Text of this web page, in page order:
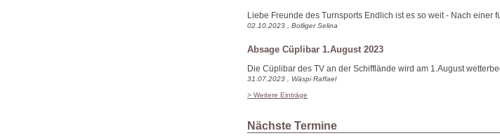
Liebe Freunde des Turnsports Endlich ist es so weit - Nach einer
02.10.2023 , Bolliger Selina
Absage Cüplibar 1.August 2023
Die Cüplibar des TV an der Schifflände wird am 1.August
31.07.2023 , Wäspi Raffael
> Weitere Einträge
Nächste Termine